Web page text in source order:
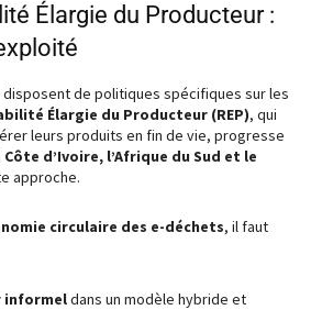
Élargie du Producteur :
disposent de politiques spécifiques sur les
Élargie du Producteur (REP), qui
leurs produits en fin de vie, progresse
Côte d’Ivoire, l’Afrique du Sud et le
approche.
circulaire des e-déchets, il faut
informeldans un modèle hybride et